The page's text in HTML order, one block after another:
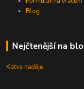
Blog
Nejčtenější na
Kotva naděje